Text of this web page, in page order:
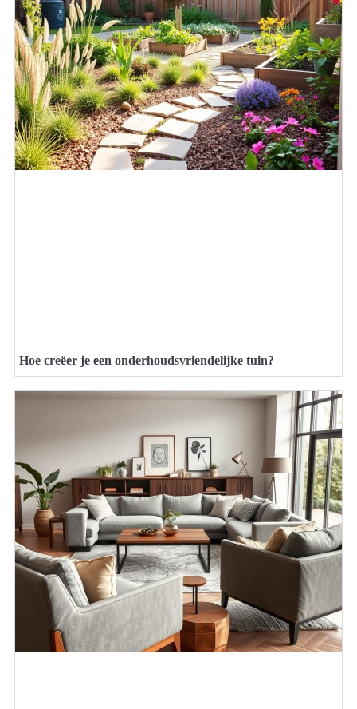
Hoe creëer je een onderhoudsvriendelijke tuin?